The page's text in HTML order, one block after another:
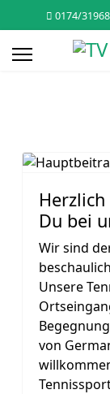
0174/
Du bei
Wir sind
Unsere
von